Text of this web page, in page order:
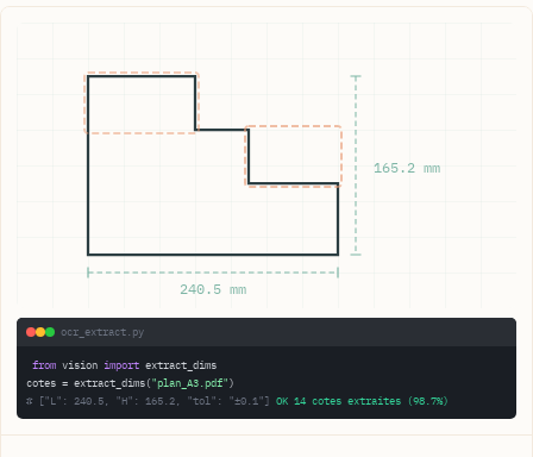
240.5 mm
165.2 mm
ocr_extract.py
from vision import extract_dims
cotes = extract_dims("plan_A3.pdf"
# ["L": 240.5, "H": 165.2, "tol": "±0.1"] OK 14 cotes extraites (98.7%)